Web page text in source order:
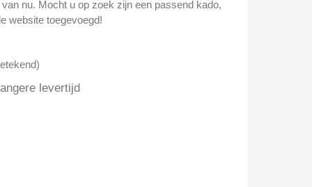
nu. Mocht u op zoek zijn een passend kado,
website toegevoegd!
levertijd